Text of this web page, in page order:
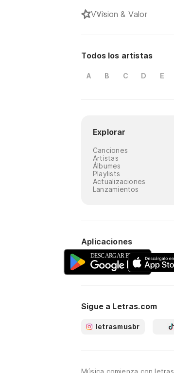
VVision & Valor
Todos los artistas
A B C D E
Explorar
Canciones
Artistas
Álbumes
Playlists
Actualizaciones
Lanzamientos
Aplicaciones
Sigue a Letras.com
letrasmusbr
Música comienza con letras